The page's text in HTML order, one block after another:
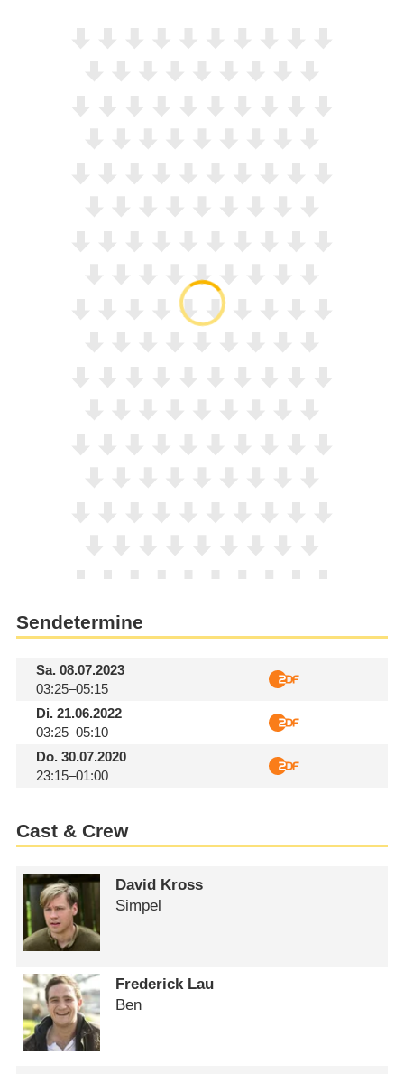
Sendetermine
Sa.08.07.2023
03:25–05:15
Di.21.06.2022
03:25–05:10
Do.30.07.2020
23:15–01:00
Cast & Crew
David Kross
Simpel
Frederick Lau
Ben